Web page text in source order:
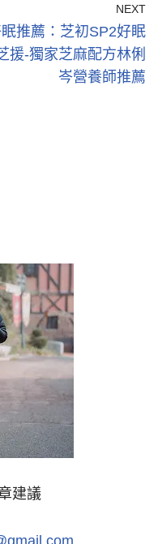
NEXT
推薦：芝初SP2好眠
援-獨家芝麻配方林俐
岑營養師推薦
建議